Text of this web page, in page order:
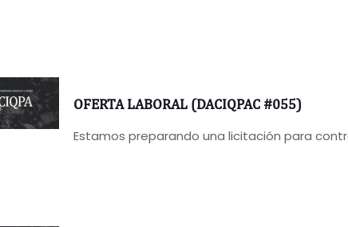
OFERTA LABORAL (DACIQPAC #055)
Estamos preparando una licitación para